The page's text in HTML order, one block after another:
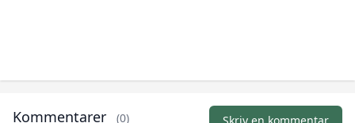
Kommentarer (0)